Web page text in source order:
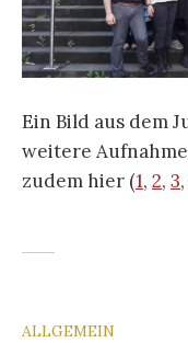
Ein Bild aus dem
weitere
zudem hier (1, 2, 3,
ALLGEMEIN